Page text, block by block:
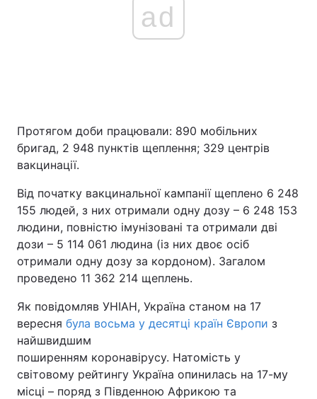
ad
Протягом доби працювали: 890 мобільних
бригад, 2 948 пунктів щеплення; 329 центрів
вакцинації.
Від початку вакцинальної кампанії щеплено 6 248
155 людей, з них отримали одну дозу – 6 248 153
людини, повністю імунізовані та отримали дві
дози – 5 114 061 людина (із них двоє осіб
отримали одну дозу за кордоном). Загалом
проведено 11 362 214 щеплень.
Як повідомляв УНІАН, Україна станом на 17
вересня була восьма у десятці країн Європи з
найшвидшим
поширенням коронавірусу. Натомість у
світовому рейтингу Україна опинилась на 17-му
місці – поряд з Південною Африкою та